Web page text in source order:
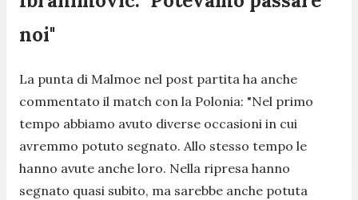
noi"
La punta di Malmoe nel post partita ha anche
commentato il match con la Polonia: "Nel primo
tempo abbiamo avuto diverse occasioni in cui
avremmo potuto segnato. Allo stesso tempo le
hanno avute anche loro. Nella ripresa hanno
segnato quasi subito, ma sarebbe anche potuta